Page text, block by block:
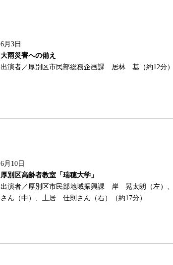
6月3日
大雨災害への備え
出演者／厚別区市民部総務企画課 居林 基（約12分）
6月10日
厚別区高齢者教室「瑞穂大学」
出演者／厚別区市民部地域振興課 岸 晃太朗（左）
さん（中）、土居 佳則さん（右）（約17分）